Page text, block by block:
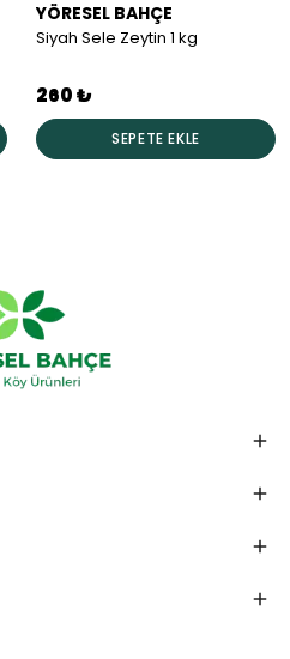
YÖRESEL BAHÇE
Siyah Sele Zeytin 1 kg
260 ₺
SEPETE EKLE